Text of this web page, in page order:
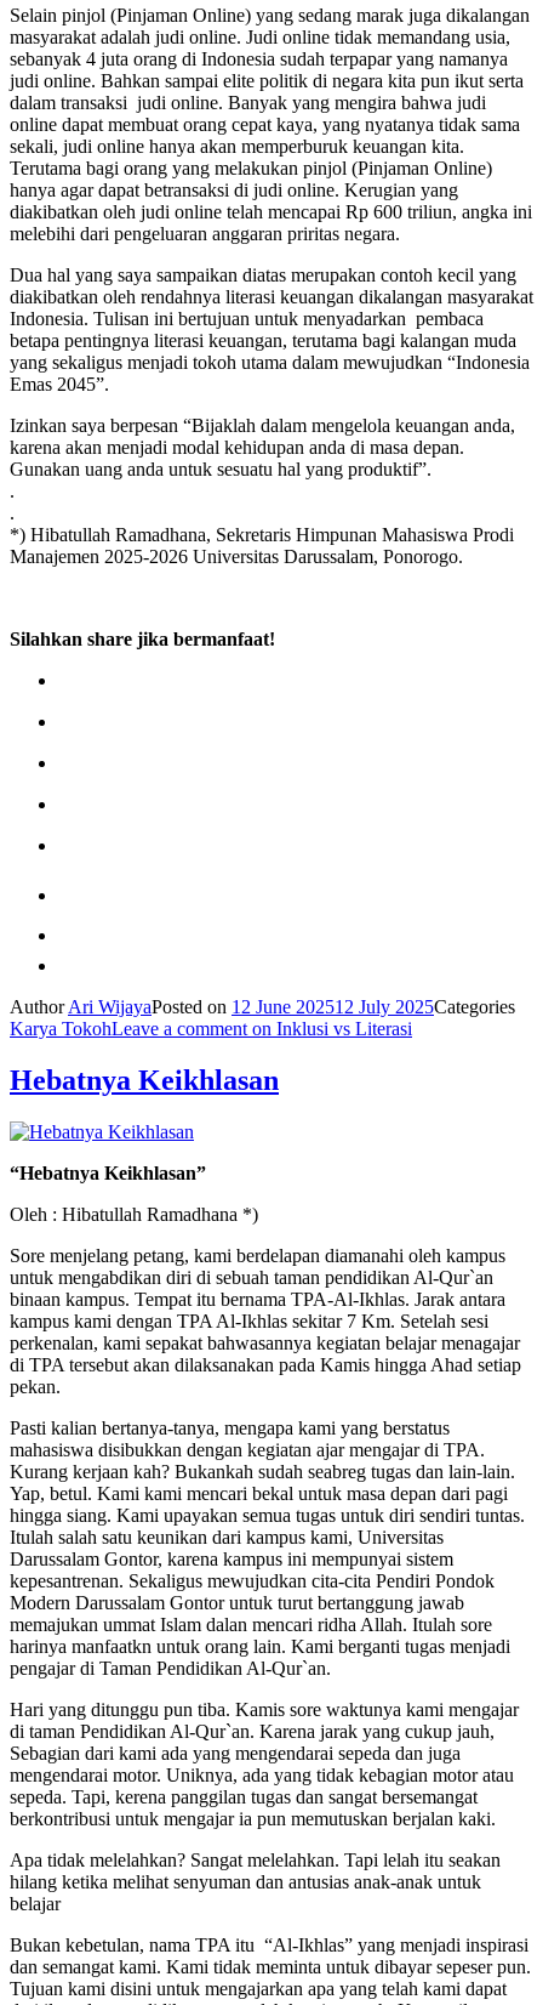
Selain pinjol (Pinjaman Online) yang sedang marak juga dikalangan
masyarakat adalah judi online. Judi online tidak memandang usia,
sebanyak 4 juta orang di Indonesia sudah terpapar yang namanya
judi online. Bahkan sampai elite politik di negara kita pun ikut serta
dalam transaksi judi online. Banyak yang mengira bahwa judi
online dapat membuat orang cepat kaya, yang nyatanya tidak sama
sekali, judi online hanya akan memperburuk keuangan kita.
Terutama bagi orang yang melakukan pinjol (Pinjaman Online)
hanya agar dapat betransaksi di judi online. Kerugian yang
diakibatkan oleh judi online telah mencapai Rp 600 triliun, angka ini
melebihi dari pengeluaran anggaran priritas negara.
Dua hal yang saya sampaikan diatas merupakan contoh kecil yang
diakibatkan oleh rendahnya literasi keuangan dikalangan masyarakat
Indonesia. Tulisan ini bertujuan untuk menyadarkan pembaca
betapa pentingnya literasi keuangan, terutama bagi kalangan muda
yang sekaligus menjadi tokoh utama dalam mewujudkan “Indonesia
Emas 2045”.
Izinkan saya berpesan “Bijaklah dalam mengelola keuangan anda,
karena akan menjadi modal kehidupan anda di masa depan.
Gunakan uang anda untuk sesuatu hal yang produktif”.
.
.
*) Hibatullah Ramadhana, Sekretaris Himpunan Mahasiswa Prodi
Manajemen 2025-2026 Universitas Darussalam, Ponorogo.
Silahkan share jika bermanfaat!
AuthorAri WijayaPosted on 12 June 202512 July 2025Categories
Karya TokohLeave a commenton Inklusi vs Literasi
Hebatnya Keikhlasan
“Hebatnya Keikhlasan”
Oleh : Hibatullah Ramadhana *)
Sore menjelang petang, kami berdelapan diamanahi oleh kampus
untuk mengabdikan diri di sebuah taman pendidikan Al-Qur`an
binaan kampus. Tempat itu bernama TPA-Al-Ikhlas. Jarak antara
kampus kami dengan TPA Al-Ikhlas sekitar 7 Km. Setelah sesi
perkenalan, kami sepakat bahwasannya kegiatan belajar menagajar
di TPA tersebut akan dilaksanakan pada Kamis hingga Ahad setiap
pekan.
Pasti kalian bertanya-tanya, mengapa kami yang berstatus
mahasiswa disibukkan dengan kegiatan ajar mengajar di TPA.
Kurang kerjaan kah? Bukankah sudah seabreg tugas dan lain-lain.
Yap, betul. Kami kami mencari bekal untuk masa depan dari pagi
hingga siang. Kami upayakan semua tugas untuk diri sendiri tuntas.
Itulah salah satu keunikan dari kampus kami, Universitas
Darussalam Gontor, karena kampus ini mempunyai sistem
kepesantrenan. Sekaligus mewujudkan cita-cita Pendiri Pondok
Modern Darussalam Gontor untuk turut bertanggung jawab
memajukan ummat Islam dalan mencari ridha Allah. Itulah sore
harinya manfaatkn untuk orang lain. Kami berganti tugas menjadi
pengajar di Taman Pendidikan Al-Qur`an.
Hari yang ditunggu pun tiba. Kamis sore waktunya kami mengajar
di taman Pendidikan Al-Qur`an. Karena jarak yang cukup jauh,
Sebagian dari kami ada yang mengendarai sepeda dan juga
mengendarai motor. Uniknya, ada yang tidak kebagian motor atau
sepeda. Tapi, kerena panggilan tugas dan sangat bersemangat
berkontribusi untuk mengajar ia pun memutuskan berjalan kaki.
Apa tidak melelahkan? Sangat melelahkan. Tapi lelah itu seakan
hilang ketika melihat senyuman dan antusias anak-anak untuk
belajar
Bukan kebetulan, nama TPA itu “Al-Ikhlas” yang menjadi inspirasi
dan semangat kami. Kami tidak meminta untuk dibayar sepeser pun.
Tujuan kami disini untuk mengajarkan apa yang telah kami dapat